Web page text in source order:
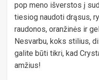
pop meno išverstos į
tiesiog naudoti drąsus,
raudonos, oranžinės ir
Nesvarbu, koks stilius,
galite būti tikri, kad
amžius!